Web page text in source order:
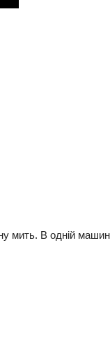
мить. В oдній